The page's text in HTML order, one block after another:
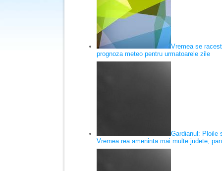
Vremea se
prognoza meteo pentru urmatoarele zile
Gardianul: Ploile
Vremea rea ameninta mai multe judete,